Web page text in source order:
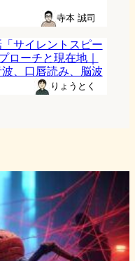
寺本 誠司
サイレントスピー
ローチと現在地｜
、口唇読み、脳波
りょうとく